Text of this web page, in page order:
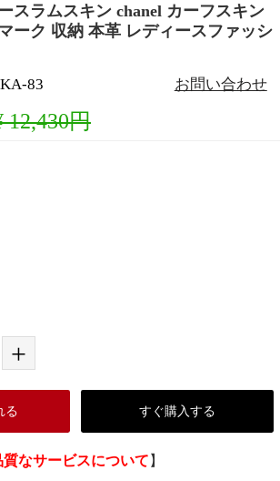
スラムスキン chanel カーフスキン
ーク 収納 本革 レディースファッシ
83 お問い合わせ
12,430円
+
る すぐ購入する
なサービスについて 】